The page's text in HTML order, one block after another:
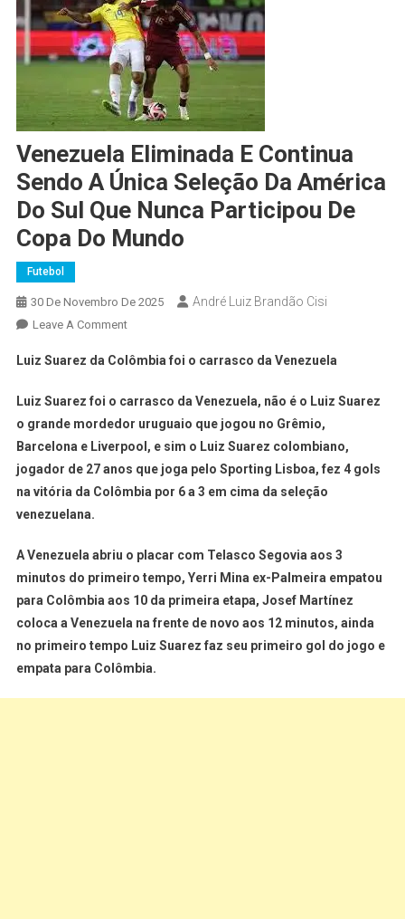
Venezuela Eliminada E Continua
Sendo A Única Seleção Da América
Do Sul Que Nunca Participou De
Copa Do Mundo
Futebol
30 De Novembro De 2025 André Luiz Brandão Cisi
Leave A Comment
Luiz Suarez da Colômbia foi o carrasco da Venezuela
Luiz Suarez foi o carrasco da Venezuela, não é o Luiz Suarez
o grande mordedor uruguaio que jogou no Grêmio,
Barcelona e Liverpool, e sim o Luiz Suarez colombiano,
jogador de 27 anos que joga pelo Sporting Lisboa, fez 4 gols
na vitória da Colômbia por 6 a 3 em cima da seleção
venezuelana.
A Venezuela abriu o placar com Telasco Segovia aos 3
minutos do primeiro tempo, Yerri Mina ex-Palmeira empatou
para Colômbia aos 10 da primeira etapa, Josef Martínez
coloca a Venezuela na frente de novo aos 12 minutos, ainda
no primeiro tempo Luiz Suarez faz seu primeiro gol do jogo e
empata para Colômbia.